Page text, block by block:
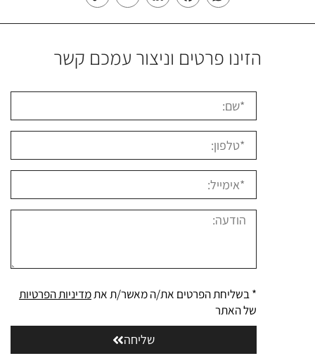
הזינו פרטים וניצור עמכם קשר
* בשליחת הפרטים את/ה מאשר/ת אתמדיניות הפרטיות
של האתר
שליחה